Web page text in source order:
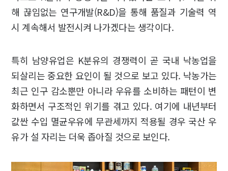
해 끊임없는 연구개발(R&D)을 통해 품질과 기술력 역
시 계속해서 발전시켜 나가겠다는 생각이다.
특히 남양유업은 K분유의 경쟁력이 곧 국내 낙농업을
되살리는 중요한 요인이 될 것으로 보고 있다. 낙농가는
최근 인구 감소뿐만 아니라 우유를 소비하는 패턴이 변
화하면서 구조적인 위기를 겪고 있다. 여기에 내년부터
값싼 수입 멸균우유에 무관세까지 적용될 경우 국산 우
유가 설 자리는 더욱 좁아질 것으로 보인다.